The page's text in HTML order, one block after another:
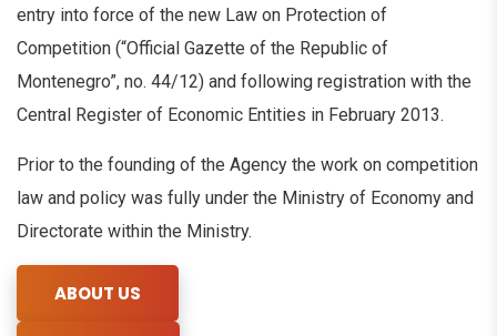
entry into force of the new Law on Protection of
Competition (“Official Gazette of the Republic of
Montenegro”, no. 44/12) and following registration with the
Central Register of Economic Entities in February 2013.
Prior to the founding of the Agency the work on competition
law and policy was fully under the Ministry of Economy and
Directorate within the Ministry.
ABOUT US